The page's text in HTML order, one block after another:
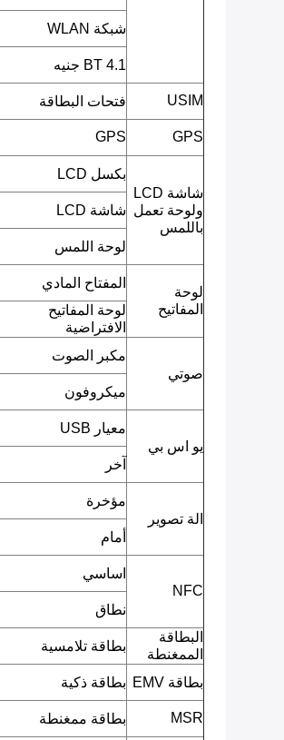
شبكة WLAN
BT 4.1 جنيه
USIM فتحات البطاقة
GPS
GPS
شاشة LCD
ولوحة تعمل
باللمس
بكسل LCD
شاشة LCD
لوحة اللمس
لوحة
المفاتيح
المفتاح المادي
لوحة المفاتيح
الافتراضية
صوتي
مكبر الصوت
ميكروفون
يو اس بي
معيار USB
آخر
الة تصوير
مؤخرة
أمام
NFC
اساسي
نطاق
البطاقة
الممغنطة
بطاقة تلامسية
بطاقة EMV
بطاقة ذكية
MSR بطاقة ممغنطة